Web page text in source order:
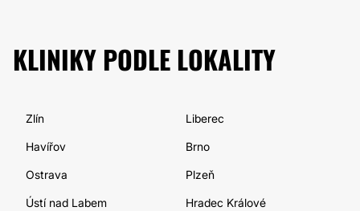
KLINIKY PODLE LOKALITY
Zlín
Havířov
Ostrava
Ústí nad Labem
Liberec
Brno
Plzeň
Hradec Králové